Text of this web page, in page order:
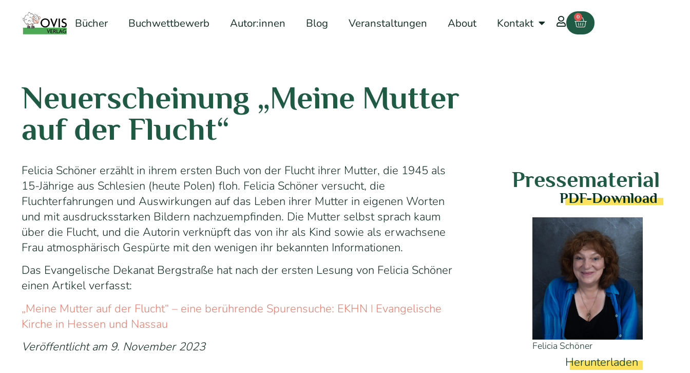
Bücher Buchwettbewerb Autor:innen Blog Veranstaltungen About Kontakt 0
Neuerscheinung „Meine Mutter
auf der Flucht“
Felicia Schöner erzählt in ihrem ersten Buch von der Flucht ihrer Mutter, die 1945 als
15-Jährige aus Schlesien (heute Polen) floh. Felicia Schöner versucht, die
Fluchterfahrungen und Auswirkungen auf das Leben ihrer Mutter in eigenen Worten
und mit ausdrucksstarken Bildern nachzuempfinden. Die Mutter selbst sprach kaum
über die Flucht, und die Autorin verknüpft das von ihr als Kind sowie als erwachsene
Frau atmosphärisch Gespürte mit den wenigen ihr bekannten Informationen.
Das Evangelische Dekanat Bergstraße hat nach der ersten Lesung von Felicia Schöner
einen Artikel verfasst:
„Meine Mutter auf der Flucht“ – eine berührende Spurensuche: EKHN ǀ Evangelische
Kirche in Hessen und Nassau
Veröffentlicht am 9. November 2023
Pressematerial
PDF-Download
Felicia Schöner
Herunterladen